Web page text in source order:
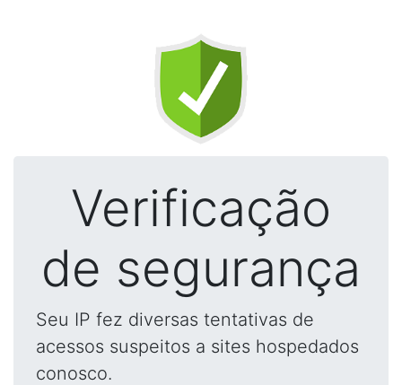
Verificação
de segurança
Seu IP fez diversas tentativas de
acessos suspeitos a sites hospedados
conosco.